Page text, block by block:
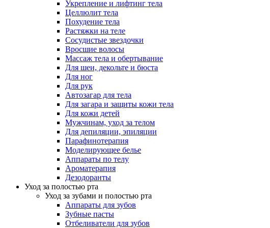
Укрепление и лифтинг тела
Целлюлит тела
Похудение тела
Растяжки на теле
Сосудистые звездочки
Вросшие волосы
Массаж тела и обертывание
Для шеи, декольте и бюста
Для ног
Для рук
Автозагар для тела
Для загара и защиты кожи тела
Для кожи детей
Мужчинам, уход за телом
Для депиляции, эпиляции
Парафинотерапия
Моделирующее белье
Аппараты по телу
Ароматерапия
Дезодоранты
Уход за полостью рта
Уход за зубами и полостью рта
Аппараты для зубов
Зубные пасты
Отбеливатели для зубов